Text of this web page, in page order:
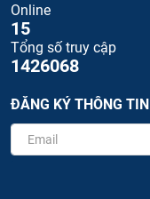
Online
15
Tổng số truy cập
1426068
ĐĂNG KÝ THÔNG TIN